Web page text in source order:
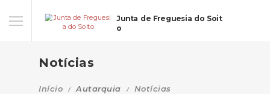
Junta de Freguesia do Soit
o
Notícias
Início Autarquia Notícias